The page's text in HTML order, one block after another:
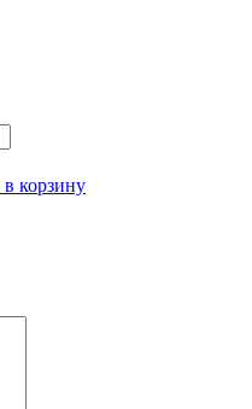
корзину